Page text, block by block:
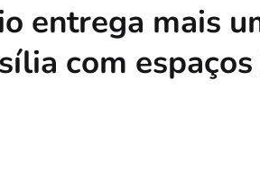
entrega mais
com